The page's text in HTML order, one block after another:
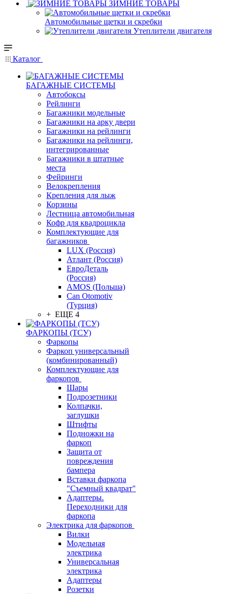
ЗИМНИЕ ТОВАРЫ
Автомобильные щетки и скребки
Утеплители двигателя
Каталог
БАГАЖНЫЕ СИСТЕМЫ
Автобоксы
Рейлинги
Багажники модельные
Багажники на арку двери
Багажники на рейлинги
Багажники на рейлинги,
интегрированные
Багажники в штатные
места
Фейринги
Велокрепления
Крепления для лыж
Корзины
Лестница автомобильная
Кофр для квадроцикла
Комплектующие для
багажников
LUX (Россия)
Атлант (Россия)
ЕвроДеталь
(Россия)
AMOS (Польша)
Can Otomotiv
(Турция)
+ ЕЩЕ 4
ФАРКОПЫ (ТСУ)
Фаркопы
Фаркоп универсальный
(комбинированный)
Комплектующие для
фаркопов
Шары
Подрозетники
Колпачки,
заглушки
Штифты
Подножки на
фаркоп
Защита от
повреждения
бампера
Вставки фаркопа
"Съемный квадрат"
Адаптеры.
Переходники для
фаркопа
Электрика для фаркопов
Вилки
Модельная
электрика
Универсальная
электрика
Адаптеры
Розетки